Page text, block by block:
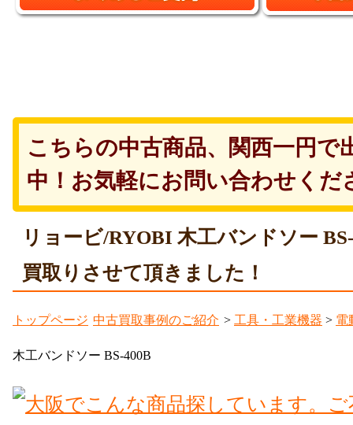
こちらの中古商品、関西一円で
中！お気軽にお問い合わせくだ
リョービ/RYOBI 木工バンドソー
買取りさせて頂きました！
トップページ 中古買取事例のご紹介 > 工具・工業機器 > 電
木工バンドソー BS-400B